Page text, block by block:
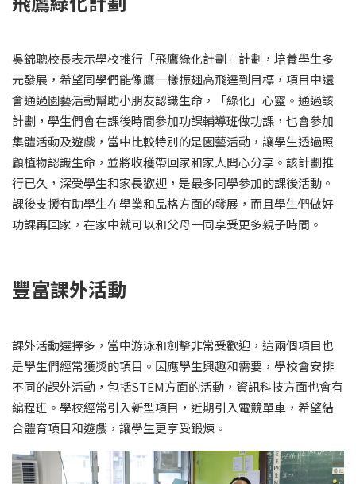
吳錦聰校長表示學校推行「飛鷹綠化計劃」計劃，培養學生多
元發展，希望同學們能像鷹一樣振翅高飛達到目標，項目中還
會通過園藝活動幫助小朋友認識生命，「綠化」心靈。通過該
計劃，學生們會在課後時間參加功課輔導班做功課，也會參加
集體活動及遊戲，當中比較特別的是園藝活動，讓學生透過照
顧植物認識生命，並將收穫帶回家和家人開心分享。該計劃推
行已久，深受學生和家長歡迎，是最多同學參加的課後活動。
課後支援有助學生在學業和品格方面的發展，而且學生們做好
功課再回家，在家中就可以和父母一同享受更多親子時間。
豐富課外活動
課外活動選擇多，當中游泳和劍擊非常受歡迎，這兩個項目也
是學生們經常獲獎的項目。因應學生興趣和需要，學校會安排
不同的課外活動，包括STEM方面的活動，資訊科技方面也會有
編程班。學校經常引入新型項目，近期引入電競單車，希望結
合體育項目和遊戲，讓學生更享受鍛煉。